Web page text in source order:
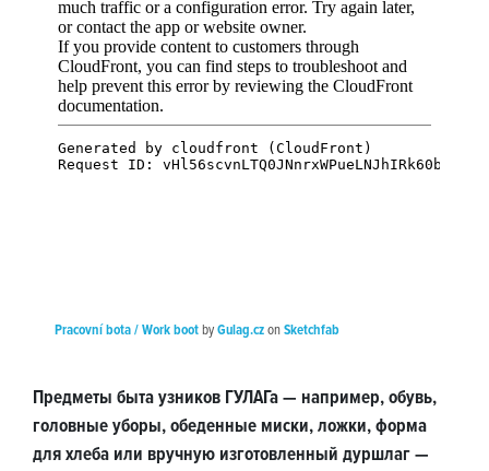
Pracovní bota / Work bootbyGulag.czonSketchfab
Предметы быта узников ГУЛАГа — например, обувь,
головные уборы, обеденные миски, ложки, форма
для хлеба или вручную изготовленный дуршлаг —